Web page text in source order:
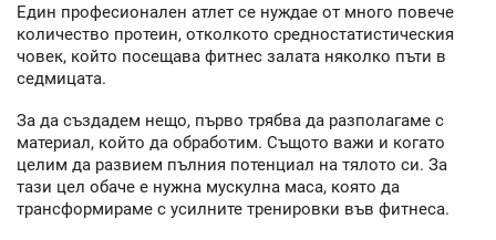
Един професионален атлет се нуждае от много повече
количество протеин, отколкото средностатистическия
човек, който посещава фитнес залата няколко пъти в
седмицата.
За да създадем нещо, първо трябва да разполагаме с
материал, който да обработим. Същото важи и когато
целим да развием пълния потенциал на тялото си. За
тази цел обаче е нужна мускулна маса, която да
трансформираме с усилните тренировки във фитнеса.